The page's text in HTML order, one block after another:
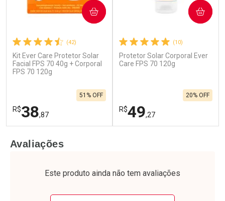
Ativar Desconto
Comprar sem Desconto
Comprar sem Desconto
Ativar Desconto
Comprar sem Desconto
(42)
Kit Ever Care Protetor Solar
Facial FPS 70 40g + Corporal
FPS 70 120g
R$38,87
51% OFF
COMPRAR
Laboratório
Por Menos
(10)
Protetor Solar Corporal Ever
Care FPS 70 120g
R$49,27
20% OFF
COMPRAR
Laboratório
Por Menos
Avaliações
Este produto ainda não tem avaliações